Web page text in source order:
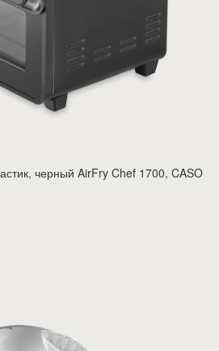
черный AirFry Chef 1700, CASO